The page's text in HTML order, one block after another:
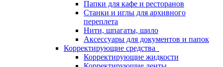
Папки для кафе и ресторанов
Станки и иглы для архивного
переплета
Нити, шпагаты, шило
Аксессуары для документов и папок
Корректирующие средства
Корректирующие жидкости